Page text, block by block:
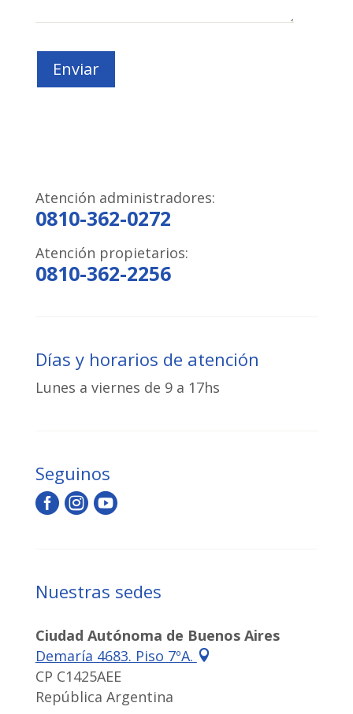
Enviar
Atención administradores:
0810-362-0272
Atención propietarios:
0810-362-2256
Días y horarios de atención
Lunes a viernes de 9 a 17hs
Seguinos
  
Nuestras sedes
Ciudad Autónoma de Buenos Aires
Demaría 4683. Piso 7ºA. 
CP C1425AEE
República Argentina